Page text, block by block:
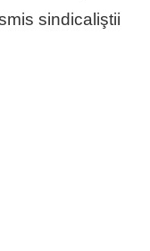
sindicaliştii